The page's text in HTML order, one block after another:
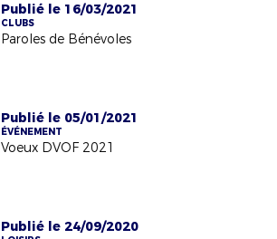
Publié le 16/03/2021
CLUBS
Paroles de Bénévoles
Publié le 05/01/2021
ÉVÉNEMENT
Voeux DVOF 2021
Publié le 24/09/2020